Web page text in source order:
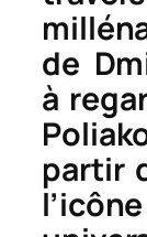
de
à
partir